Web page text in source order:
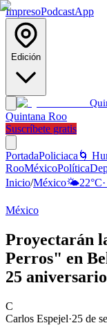
ImpresoPodcastApp
Edición
Quintana Roo
Suscríbete gratis
PortadaPoliciaca 🌀
RooMéxicoPolítica
Inicio/México🌤️22°C·
México
Proyectarán
Perros" en
25 aniversario
C
Carlos Espejel·25 de